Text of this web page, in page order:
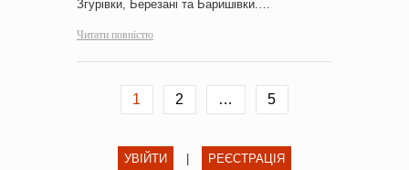
Згурівки, Березані та Баришівки.…
Читати повністю
1 2 … 5
УВІЙТИ РЕЄСТРАЦІЯ